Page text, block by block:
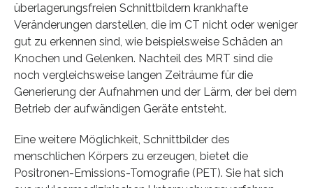
überlagerungsfreien Schnittbildern krankhafte
Veränderungen darstellen, die im CT nicht oder weniger
gut zu erkennen sind, wie beispielsweise Schäden an
Knochen und Gelenken. Nachteil des MRT sind die
noch vergleichsweise langen Zeiträume für die
Generierung der Aufnahmen und der Lärm, der bei dem
Betrieb der aufwändigen Geräte entsteht.
Eine weitere Möglichkeit, Schnittbilder des
menschlichen Körpers zu erzeugen, bietet die
Positronen-Emissions-Tomografie (PET). Sie hat sich